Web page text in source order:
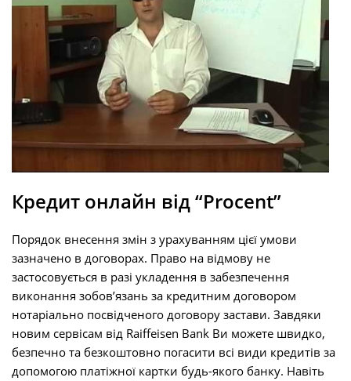
Кредит онлайн від “Procent”
Порядок внесення змін з урахуванням цієї умови
зазначено в договорах. Право на відмову не
застосовується в разі укладення в забезпечення
виконання зобов’язань за кредитним договором
нотаріально посвідченого договору застави. Завдяки
новим сервісам від Raiffeisen Bank Ви можете швидко,
безпечно та безкоштовно погасити всі види кредитів за
допомогою платіжної картки будь-якого банку. Навіть